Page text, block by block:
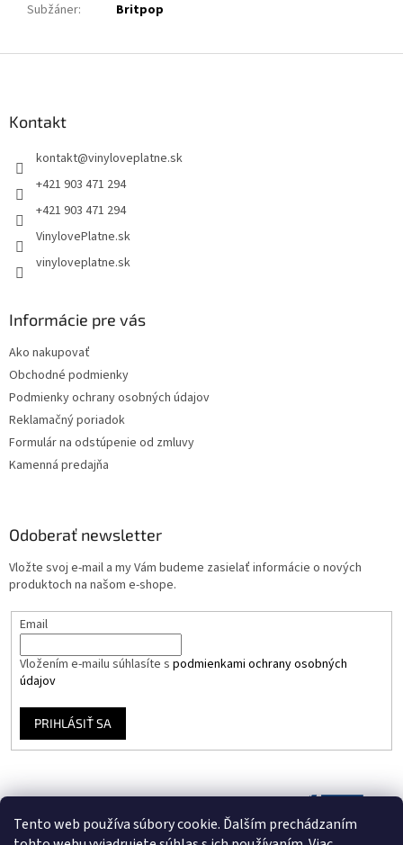
Tento web používa súbory cookie. Ďalším prechádzaním
Subžáner: Britpop
Kontakt
kontakt@vinyloveplatne.sk
+421 903 471 294
+421 903 471 294
VinylovePlatne.sk
vinyloveplatne.sk
Informácie pre vás
Ako nakupovať
Obchodné podmienky
Podmienky ochrany osobných údajov
Reklamačný poriadok
Formulár na odstúpenie od zmluvy
Kamenná predajňa
Odoberať newsletter
Vložte svoj e-mail a my Vám budeme zasielať informácie o nových
produktoch na našom e-shope.
Email
Vložením e-mailu súhlasíte s podmienkami ochrany osobných
údajov
PRIHLÁSIŤ SA